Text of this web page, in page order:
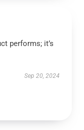
performs; it’s
Sep 20, 2024